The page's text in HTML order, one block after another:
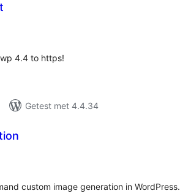
4.4 to https!
Getest met 4.4.34
custom image generation in WordPress.